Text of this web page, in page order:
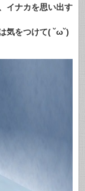
イナカを思い出す
気をつけて( ˘ω˘)